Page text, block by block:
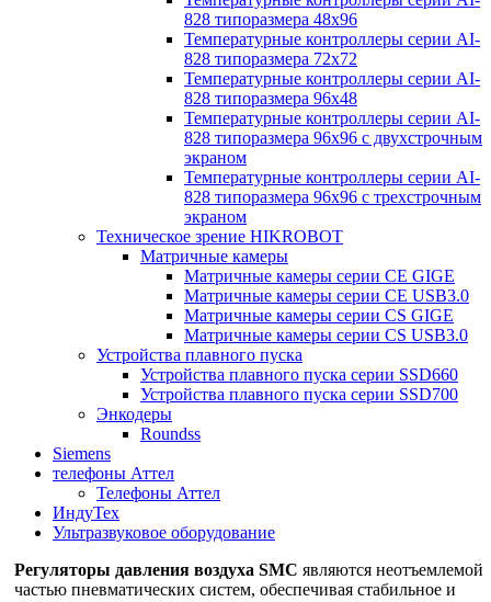
828 типоразмера 48х96
Температурные контроллеры серии AI-
828 типоразмера 72х72
Температурные контроллеры серии AI-
828 типоразмера 96х48
Температурные контроллеры серии AI-
828 типоразмера 96х96 с двухстрочным
экраном
Температурные контроллеры серии AI-
828 типоразмера 96х96 с трехстрочным
экраном
Техническое зрение HIKROBOT
Матричные камеры
Матричные камеры серии CE GIGE
Матричные камеры серии CE USB3.0
Матричные камеры серии CS GIGE
Матричные камеры серии CS USB3.0
Устройства плавного пуска
Устройства плавного пуска серии SSD660
Устройства плавного пуска серии SSD700
Энкодеры
Roundss
Siemens
телефоны Аттел
Телефоны Аттел
ИндуТех
Ультразвуковое оборудование
Регуляторы давления воздуха SMC являются неотъемлемой
частью пневматических систем, обеспечивая стабильное и